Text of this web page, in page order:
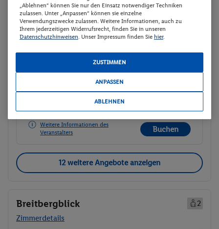
Buchen
Ferienhaus Typ C 'Standard' für 2+2
Personen | 45 m²
11.11. - 13.11.2026
Ohne Verpflegung
162.-
Veranstalter:TUI Deutschland GmbH
Weitere Informationen des
Veranstalters
Buchen
12 weitere Angebote anzeigen
Breitbergblick
2
Zimmerdetails
„Ablehnen“ können Sie nur den Einsatz notwendiger Techniken
zulassen. Unter „Anpassen“ können sie einzelne
Verwendungszwecke zulassen. Weitere Informationen, auch zu
Ihrem jederzeitigen Widerrufsrecht, finden Sie in unseren
Datenschutzhinweisen. Unser Impressum finden Sie hier.
ZUSTIMMEN
ANPASSEN
ABLEHNEN